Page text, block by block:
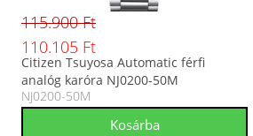
115.900 Ft
110.105 Ft
Citizen Tsuyosa Automatic férfi
analóg karóra NJ0200-50M
NJ0200-50M